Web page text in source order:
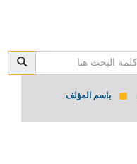
باسم المؤلف